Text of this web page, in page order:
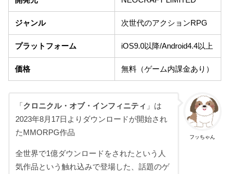
ジャンル 次世代のアクションRPG
プラットフォーム iOS9.0以降/Android4.4以上
価格 無料（ゲーム内課金あり）
フッちゃん
「 クロニクル・オブ・インフィニティ 」は
2023年8月17日よりダウンロードが開始され
たMMORPG作品
全世界で1億ダウンロードをされたという人
気作品という触れ込みで登場した、話題のゲ